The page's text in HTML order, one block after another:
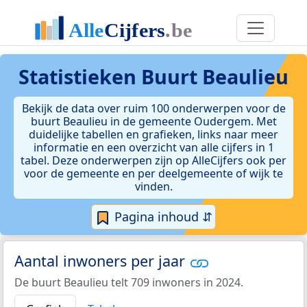
Statistieken Buurt Beaulieu
Bekijk de data over ruim 100 onderwerpen voor de
buurt Beaulieu in de gemeente Oudergem. Met
duidelijke tabellen en grafieken, links naar meer
informatie en een overzicht van alle cijfers in 1
tabel. Deze onderwerpen zijn op AlleCijfers ook per
voor de gemeente en per deelgemeente of wijk te
vinden.
Pagina inhoud ⇵
Aantal inwoners per jaar
De buurt Beaulieu telt 709 inwoners in 2024.